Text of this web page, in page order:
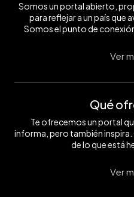
Somos un portal abierto,
para reflejar a un país que
Somos el punto de
Ver
Qué
Te ofrecemos un portal
informa, pero también
de lo que está
Ver